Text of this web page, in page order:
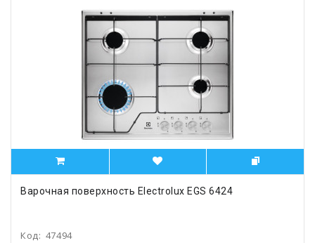
Варочная поверхность Electrolux EGS 6424
Код: 47494